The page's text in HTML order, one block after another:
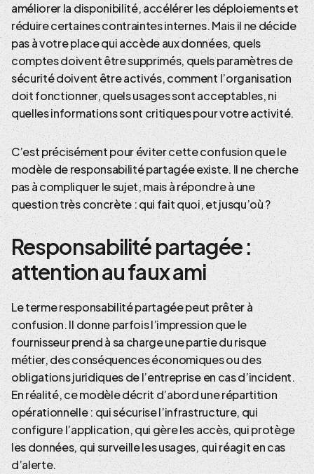
améliorer la disponibilité, accélérer les déploiements et
réduire certaines contraintes internes. Mais il ne décide
pas à votre place qui accède aux données, quels
comptes doivent être supprimés, quels paramètres de
sécurité doivent être activés, comment l’organisation
doit fonctionner, quels usages sont acceptables, ni
quelles informations sont critiques pour votre activité.
C’est précisément pour éviter cette confusion que le
modèle de responsabilité partagée existe. Il ne cherche
pas à compliquer le sujet, mais à répondre à une
question très concrète : qui fait quoi, et jusqu’où ?
Responsabilité partagée :
attention au faux ami
Le terme responsabilité partagée peut prêter à
confusion. Il donne parfois l’impression que le
fournisseur prend à sa charge une partie du risque
métier, des conséquences économiques ou des
obligations juridiques de l’entreprise en cas d’incident.
En réalité, ce modèle décrit d’abord une répartition
opérationnelle : qui sécurise l’infrastructure, qui
configure l’application, qui gère les accès, qui protège
les données, qui surveille les usages, qui réagit en cas
d’alerte.